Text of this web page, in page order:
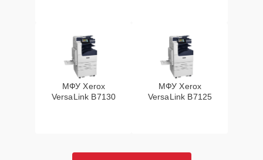
МФУ Xerox
VersaLink B7130
МФУ Xerox
VersaLink B7125